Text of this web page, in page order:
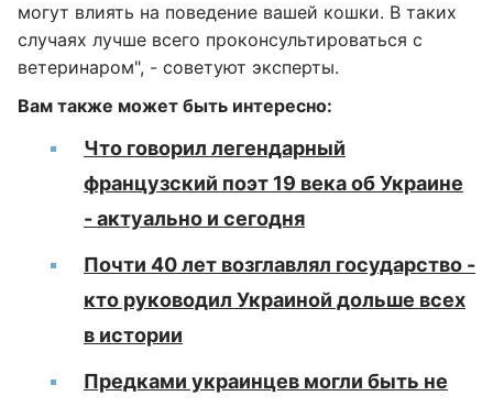
могут влиять на поведение вашей кошки. В таких
случаях лучше всего проконсультироваться с
ветеринаром", - советуют эксперты.
Вам также может быть интересно:
Что говорил легендарный
французский поэт 19 века об Украине
- актуально и сегодня
Почти 40 лет возглавлял государство -
кто руководил Украиной дольше всех
в истории
Предками украинцев могли быть не